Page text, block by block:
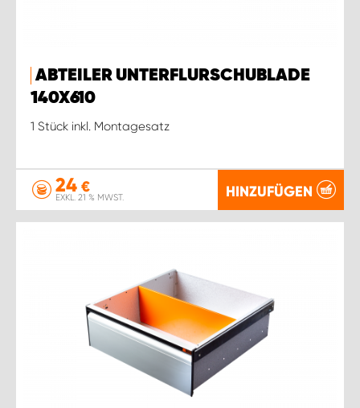
ABTEILER UNTERFLURSCHUBLADE
140X610
1 Stück inkl. Montagesatz
24 €
EXKL. 21 % MWST. HINZUFÜGEN